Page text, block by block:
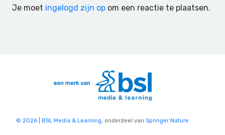
Je moet ingelogd zijn op om een reactie te plaatsen.
© 2026 | BSL Media & Learning, onderdeel van Springer Nature